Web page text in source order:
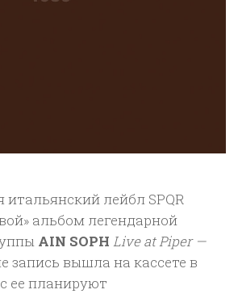
лейбл SPQR
альбом легендарной
AIN SOPH Live at Piper —
запись вышла на кассете в
ее планируют